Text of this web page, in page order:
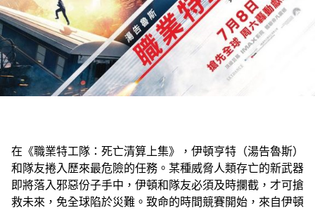
在《職業特工隊：死亡清算上集》，伊頓亨特（湯告魯斯）
和隊友捲入歷來最危險的任務。某種威脅人類存亡的新武器
即將落入邪惡份子手中，伊頓和隊友必須及時攔截，才可搶
救未來，免全球陷於災難。致命的時間競賽開始，來自伊頓